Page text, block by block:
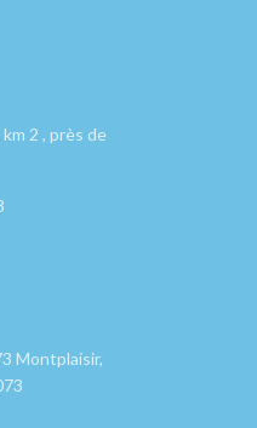
2 , près de
Montplaisir,